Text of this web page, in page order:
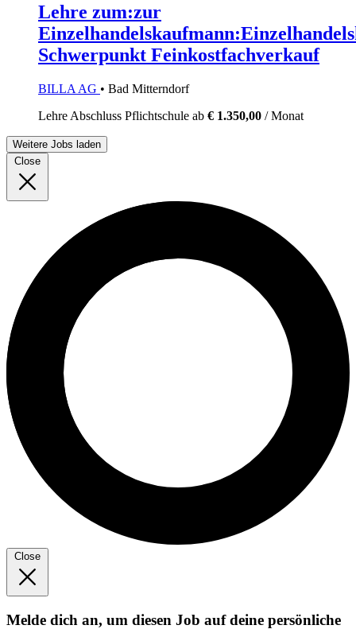
Lehre zum:zur
Schwerpunkt Feinkostfachverkauf
BILLA AG • Bad Mitterndorf
Lehre Abschluss Pflichtschule ab € 1.350,00 / Monat
Weitere Jobs laden
Close
Close
Melde dich an, um diesen Job auf deine persönliche